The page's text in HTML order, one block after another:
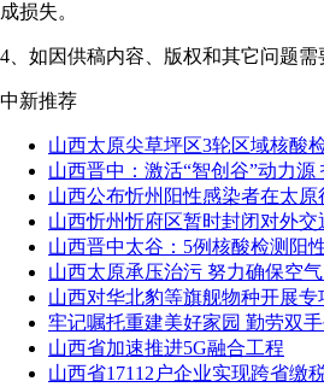
成损失。
4、如因供稿内容、版权和其它问题需
中新推荐
山西太原尖草坪区3轮区域核酸
山西晋中：激活“智创谷”动力
山西公布忻州阳性感染者在太
山西忻州忻府区暂时封闭对外
山西晋中太谷：5例核酸检测阳
山西太原承压治污 努力确保空
山西对华北豹等旗舰物种开展专
牢记嘱托重建美好家园 勤劳双
山西省加速推进5G融合工程
山西省17112户企业实现跨省缴